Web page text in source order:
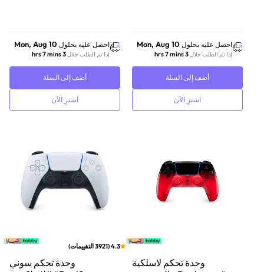
احصل عليه بحلول Mon, Aug 10
إذا تم الطلب خلال3 hrs 7 mins
أضف إلى السلة
اشترِ الآن
احصل عليه بحلول Mon, Aug 10
إذا تم الطلب خلال3 hrs 7 mins
أضف إلى السلة
اشترِ الآن
وحدة تحكم لاسلكية
4.3
(
3921التقييمات)
وحدة تحكم سوني